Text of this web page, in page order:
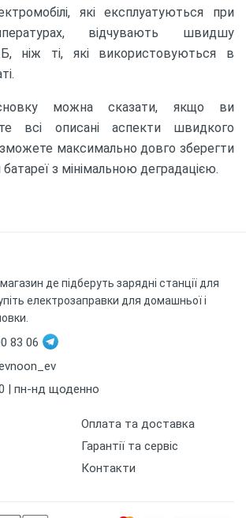
які експлуатуються при
відчувають швидшу
ніж ті, які використовуються в
можна сказати, якщо ви
всі описані аспекти швидкого
максимально довго зберегти
з мінімальною деградацією.
де підберуть зарядні станції для
електрозаправки для домашньої і
83 06
| пн-нд щоденно
Оплата та доставка
Гарантії та сервіс
Контакти